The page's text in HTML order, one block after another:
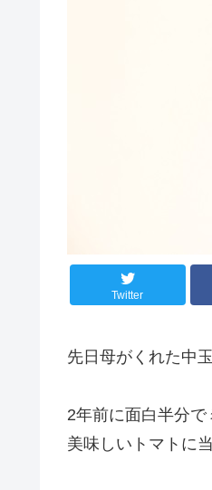
Twitter
先日母がくれた中
2年前に面白半分
美味しいトマトに